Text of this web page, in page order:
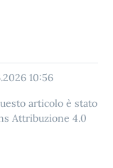
10:56
articolo è stato
Attribuzione 4.0